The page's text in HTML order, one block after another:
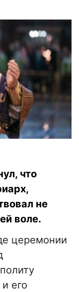
что
не
воле.
церемонии
его